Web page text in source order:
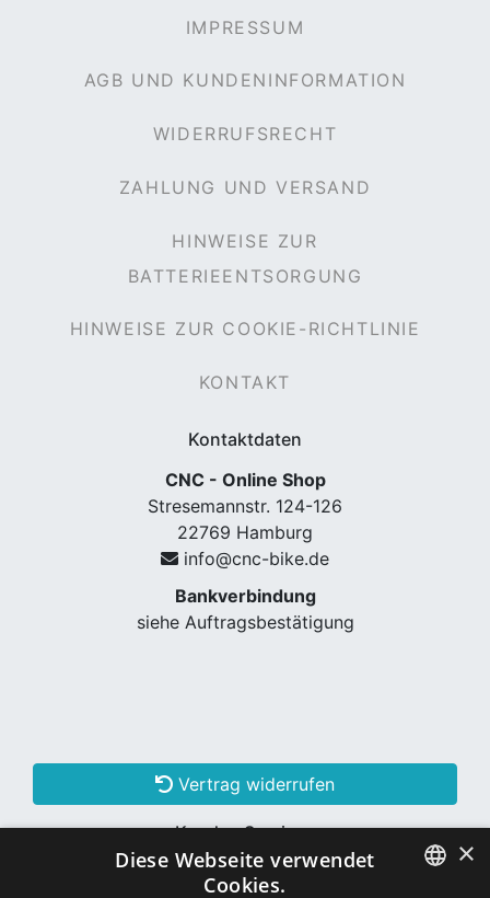
IMPRESSUM
AGB UND KUNDENINFORMATION
WIDERRUFSRECHT
ZAHLUNG UND VERSAND
HINWEISE ZUR
BATTERIEENTSORGUNG
HINWEISE ZUR COOKIE-RICHTLINIE
KONTAKT
Kontaktdaten
CNC - Online Shop
Stresemannstr. 124-126
22769 Hamburg
info@cnc-bike.de
Bankverbindung
siehe Auftragsbestätigung
Vertrag widerrufen
Kunden Services
Konto erstellen
×
Diese Webseite verwendet
Cookies.